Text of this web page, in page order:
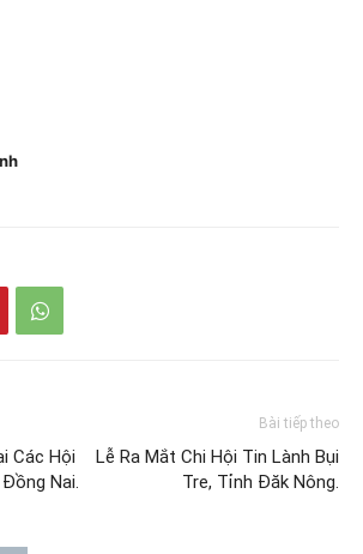
Các Hội
Nai.
Bài tiếp theo
Lễ Ra Mắt Chi Hội Tin Lành Bụi
Tre, Tỉnh Đăk Nông.